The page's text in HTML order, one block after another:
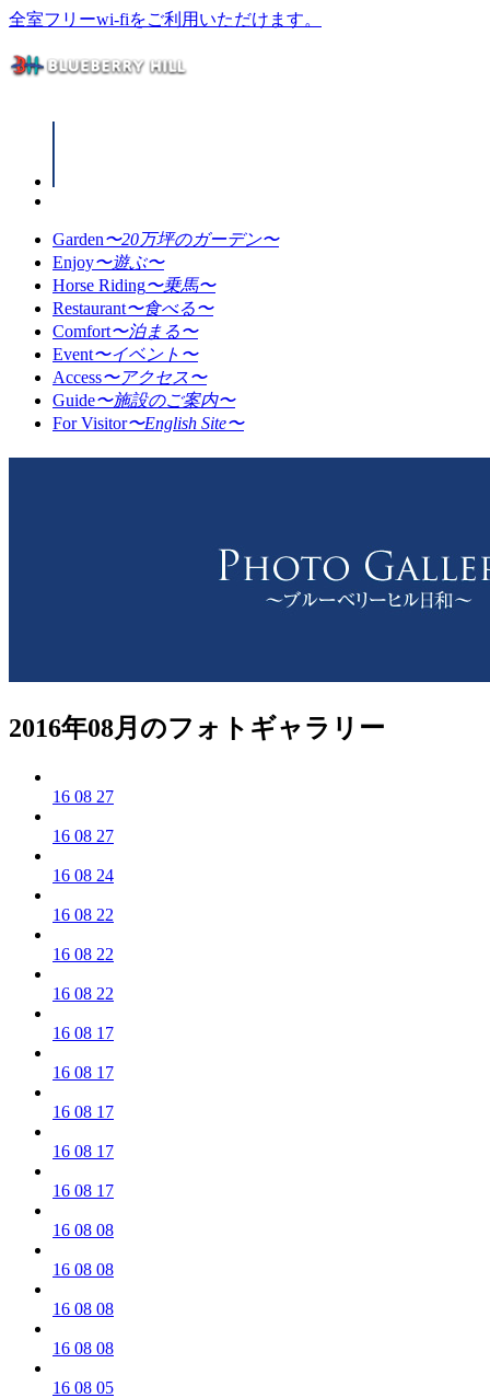
全室フリーwi-fiをご利用いただけます。
Garden〜20万坪のガーデン〜
Enjoy〜遊ぶ〜
Horse Riding〜乗馬〜
Restaurant〜食べる〜
Comfort〜泊まる〜
Event〜イベント〜
Access〜アクセス〜
Guide〜施設のご案内〜
For Visitor〜English Site〜
2016年08月のフォトギャラリー
16 08 27
16 08 27
16 08 24
16 08 22
16 08 22
16 08 22
16 08 17
16 08 17
16 08 17
16 08 17
16 08 17
16 08 08
16 08 08
16 08 08
16 08 08
16 08 05